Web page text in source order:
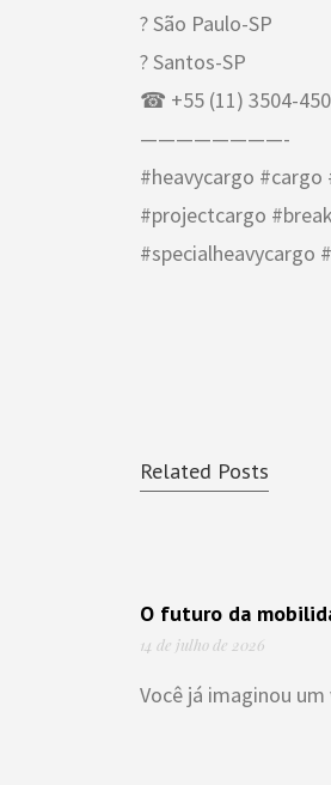
? São Paulo-SP
? Santos-SP
☎ +55 (11) 3504-
————————-
#heavycargo
#projectcargo
Related Posts
O futuro da
14 de julho de 2026
Você já imaginou